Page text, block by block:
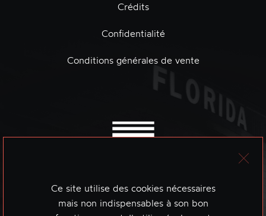
Crédits
Confidentialité
Conditions générales de vente
Ce site utilise des cookies nécessaires
mais non indispensables à son bon